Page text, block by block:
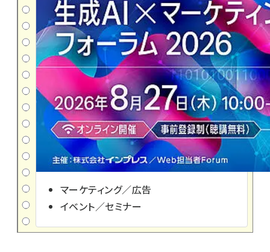
マーケティング／広告
イベント／セミナー